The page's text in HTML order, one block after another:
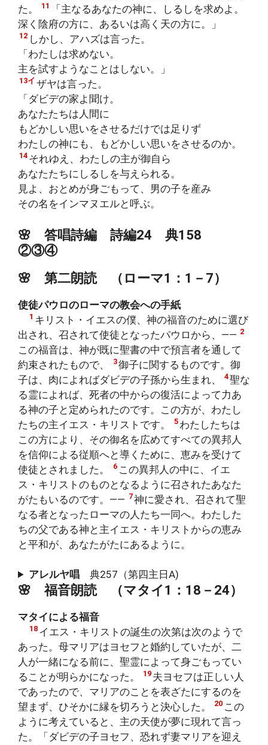
た。
11
「主なるあなたの神に、しるしを求めよ。
深く陰府の方に、あるいは高く天の方に。」
12 しかし、アハズは言った。
「わたしは求めない。
主を試すようなことはしない。」
13イ ザヤは言った。
「ダビデの家よ聞け。
あなたたちは人間に
もどかしい思いをさせるだけでは足りず
わたしの神にも、もどかしい思いをさせるのか。
14 それゆえ、わたしの主が御自ら
あなたたちにしるしを与えられる。
見よ、おとめが身ごもって、男の子を産み
その名をインマヌエルと呼ぶ。
🌸 答唱詩編 詩編24 典158
②③④
🌸 第二朗読 （ローマ1：1－7）
使徒パウロのローマの教会への手紙
1 キリスト・イエスの僕、神の福音のために選び
出され、召されて使徒となったパウロから、―― 2
この福音は、神が既に聖書の中で預言者を通して
約束されたもので、
3御子に関するものです。御
子は、肉によればダビデの子孫から生まれ、
4聖な
る霊によれば、死者の中からの復活によって力あ
る神の子と定められたのです。この方が、わたし
たちの主イエス・キリストです。
5 わたしたちは
この方により、その御名を広めてすべての異邦人
を信仰による従順へと導くために、恵みを受けて
使徒とされました。
6 この異邦人の中に、イエ
ス・キリストのものとなるように召されたあなた
がたもいるのです。―― 7神に愛され、召されて聖
なる者となったローマの人たち一同へ。わたした
ちの父である神と主イエス・キリストからの恵み
と平和が、あなたがたにあるように。
アレルヤ唱 典257（第四主日A)
🌸 福音朗読 （マタイ1：18－24）
マタイによる福音
18 イエス・キリストの誕生の次第は次のようで
あった。母マリアはヨセフと婚約していたが、二
人が一緒になる前に、聖霊によって身ごもってい
ることが明らかになった。
19 夫ヨセフは正しい人
であったので、マリアのことを表ざたにするのを
望まず、ひそかに縁を切ろうと決心した。
20 この
ように考えていると、主の天使が夢に現れて言っ
た。「ダビデの子ヨセフ、恐れず妻マリアを迎え